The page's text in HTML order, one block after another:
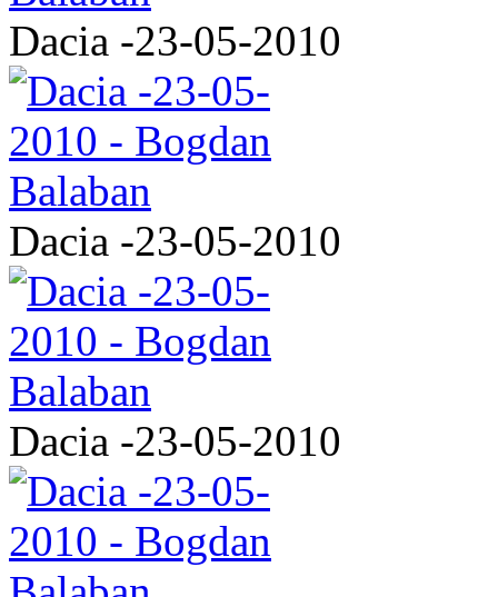
Dacia -23-05-2010
Dacia -23-05-2010
Dacia -23-05-2010